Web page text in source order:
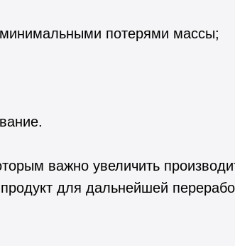
потерями массы;
важно увеличить
для дальнейшей